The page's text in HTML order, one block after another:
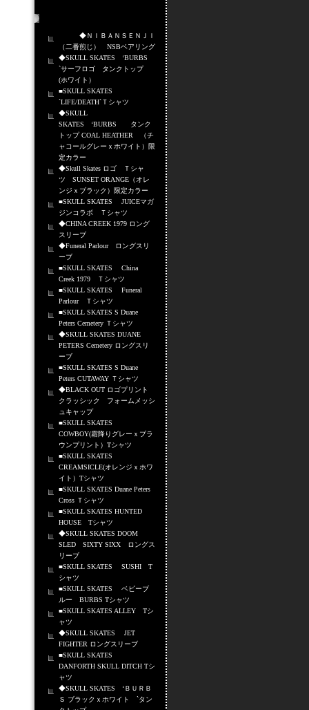
◆ＮＩＢＡＮＳＥＮＪＩ
（二番煎じ） NSBベアリング
◆SKULL SKATES ‘BURBS
`サーフロゴ タンクトップ
(ホワイト）
■SKULL SKATES
`LIFE/DEATH`Ｔシャツ
◆SKULL
SKATES ‘BURBS タンク
トップ COAL HEATHER （チ
ャコールグレーｘホワイト）限
定カラー
◆Skull Skates ロゴ Ｔシャ
ツ SUNSET ORANGE（オレ
ンジｘブラック）限定カラー
■SKULL SKATES JUICEマガ
ジンコラボ Ｔシャツ
◆CHINA CREEK 1979 ロング
スリーブ
◆Funeral Parlour ロングスリ
ーブ
■SKULL SKATES China
Creek 1979 Ｔシャツ
■SKULL SKATES Funeral
Parlour Ｔシャツ
■SKULL SKATES S Duane
Peters Cemetery Ｔシャツ
◆SKULL SKATES DUANE
PETERS Cemetery ロングスリ
ーブ
■SKULL SKATES S Duane
Peters CUTAWAY Ｔシャツ
◆BLACK OUT ロゴプリント
クラッシック フォームメッシ
ュキャップ
■SKULL SKATES
COWBOY(霜降りグレーｘブラ
ウンプリント）Tシャツ
■SKULL SKATES
CREAMSICLE(オレンジｘホワ
イト）Tシャツ
■SKULL SKATES Duane Peters
Cross Ｔシャツ
■SKULL SKATES HUNTED
HOUSE Tシャツ
◆SKULL SKATES DOOM
SLED SIXTY SIXX ロングス
リーブ
■SKULL SKATES SUSHI T
シャツ
■SKULL SKATES ベビーブ
ルー BURBS Tシャツ
■SKULL SKATES ALLEY Tシ
ャツ
◆SKULL SKATES JET
FIGHTER ロングスリーブ
■SKULL SKATES
DANFORTH SKULL DITCH Tシ
ャツ
◆SKULL SKATES ‘ＢＵＲＢ
Ｓ ブラックｘホワイト `タン